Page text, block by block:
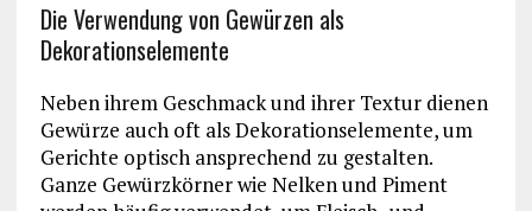
Die Verwendung von Gewürzen als
Dekorationselemente
Neben ihrem Geschmack und ihrer Textur dienen
Gewürze auch oft als Dekorationselemente, um
Gerichte optisch ansprechend zu gestalten.
Ganze Gewürzkörner wie Nelken und Piment